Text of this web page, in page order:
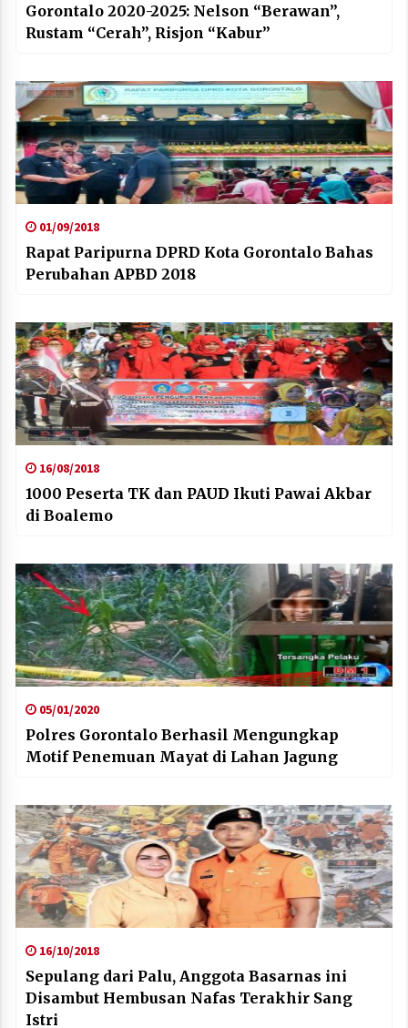
Gorontalo 2020-2025: Nelson “Berawan”,
Rustam “Cerah”, Risjon “Kabur”
01/09/2018
Rapat Paripurna DPRD Kota Gorontalo Bahas
Perubahan APBD 2018
16/08/2018
1000 Peserta TK dan PAUD Ikuti Pawai Akbar
di Boalemo
05/01/2020
Polres Gorontalo Berhasil Mengungkap
Motif Penemuan Mayat di Lahan Jagung
16/10/2018
Sepulang dari Palu, Anggota Basarnas ini
Disambut Hembusan Nafas Terakhir Sang
Istri